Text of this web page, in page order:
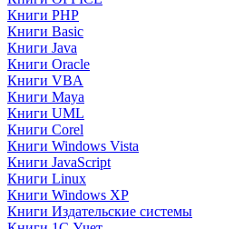
Книги PHP
Книги Basic
Книги Java
Книги Oracle
Книги VBA
Книги Maya
Книги UML
Книги Corel
Книги Windows Vista
Книги JavaScript
Книги Linux
Книги Windows XP
Книги Издательские системы